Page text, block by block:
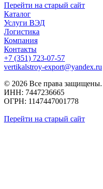
Перейти на старый сайт
Каталог
Услуги ВЭД
Логистика
Компания
Контакты
+7 (351) 723-07-57
vertikalstroy-export@yandex.ru
© 2026 Все права защищены.
ИНН: 7447236665
ОГРН: 1147447001778
Перейти на старый сайт